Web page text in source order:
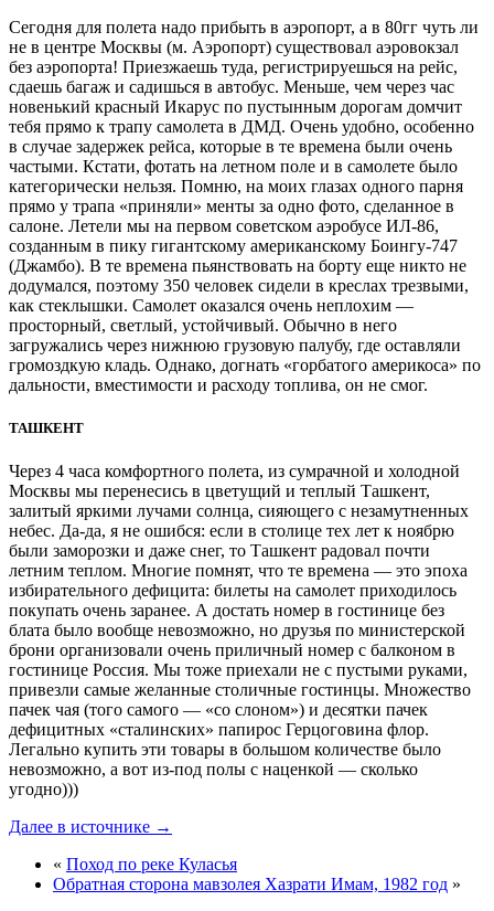
Сегодня для полета надо прибыть в аэропорт, а в 80гг чуть ли
не в центре Москвы (м. Аэропорт) существовал аэровокзал
без аэропорта! Приезжаешь туда, регистрируешься на рейс,
сдаешь багаж и садишься в автобус. Меньше, чем через час
новенький красный Икарус по пустынным дорогам домчит
тебя прямо к трапу самолета в ДМД. Очень удобно, особенно
в случае задержек рейса, которые в те времена были очень
частыми. Кстати, фотать на летном поле и в самолете было
категорически нельзя. Помню, на моих глазах одного парня
прямо у трапа «приняли» менты за одно фото, сделанное в
салоне. Летели мы на первом советском аэробусе ИЛ-86,
созданным в пику гигантскому американскому Боингу-747
(Джамбо). В те времена пьянствовать на борту еще никто не
додумался, поэтому 350 человек сидели в креслах трезвыми,
как стеклышки. Самолет оказался очень неплохим —
просторный, светлый, устойчивый. Обычно в него
загружались через нижнюю грузовую палубу, где оставляли
громоздкую кладь. Однако, догнать «горбатого америкоса» по
дальности, вместимости и расходу топлива, он не смог.
ТАШКЕНТ
Через 4 часа комфортного полета, из сумрачной и холодной
Москвы мы перенесись в цветущий и теплый Ташкент,
залитый яркими лучами солнца, сияющего с незамутненных
небес. Да-да, я не ошибся: если в столице тех лет к ноябрю
были заморозки и даже снег, то Ташкент радовал почти
летним теплом. Многие помнят, что те времена — это эпоха
избирательного дефицита: билеты на самолет приходилось
покупать очень заранее. А достать номер в гостинице без
блата было вообще невозможно, но друзья по министерской
брони организовали очень приличный номер с балконом в
гостинице Россия. Мы тоже приехали не с пустыми руками,
привезли самые желанные столичные гостинцы. Множество
пачек чая (того самого — «со слоном») и десятки пачек
дефицитных «сталинских» папирос Герцоговина флор.
Легально купить эти товары в большом количестве было
невозможно, а вот из-под полы с наценкой — сколько
угодно)))
Далее в источнике →
« Поход по реке Куласья
Обратная сторона мавзолея Хазрати Имам, 1982 год »